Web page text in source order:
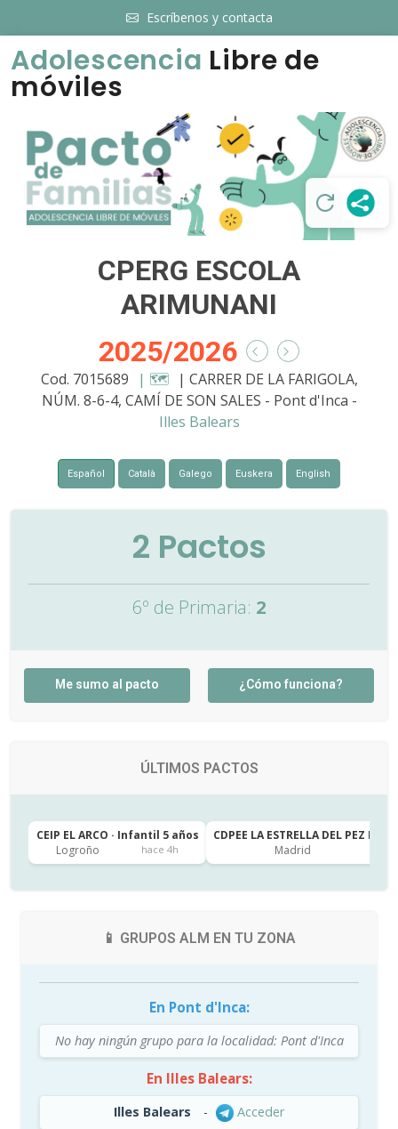
Escríbenos y contacta
Adolescencia Libre de
móviles
CPERG ESCOLA
ARIMUNANI
2025/2026
Cod. 7015689 | 🗺️ | CARRER DE LA FARIGOLA,
NÚM. 8-6-4, CAMÍ DE SON SALES - Pont d'Inca -
Illes Balears
Español Català Galego Euskera English
2 Pactos
6º de Primaria: 2
Me sumo al pacto ¿Cómo funciona?
ÚLTIMOS PACTOS
CEIP EL ARCO · Infantil 5 años
Logroño
hace 4h
CDPEE LA ESTRELLA DEL PEZ
Madrid
📱 GRUPOS ALM EN TU ZONA
En Pont d'Inca:
No hay ningún grupo para la localidad: Pont d'Inca
En Illes Balears:
Illes Balears - Acceder